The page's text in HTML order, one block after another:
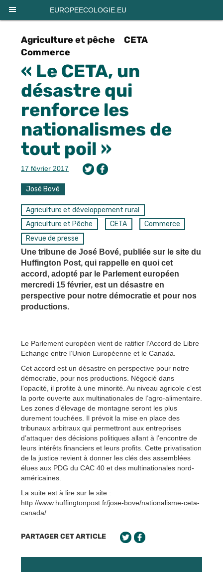
EUROPEECOLOGIE.EU
Agriculture et pêche
CETA
Commerce
« Le CETA, un
désastre qui
renforce les
nationalismes de
tout poil »
17 février 2017
José Bové
Agriculture et développement rural
Agriculture et Pêche
CETA
Commerce
Revue de presse
Une tribune de José Bové, publiée sur le site du
Huffington Post, qui rappelle en quoi cet
accord, adopté par le Parlement européen
mercredi 15 février, est un désastre en
perspective pour notre démocratie et pour nos
productions.
Le Parlement européen vient de ratifier l’Accord de Libre
Echange entre l’Union Européenne et le Canada.
Cet accord est un désastre en perspective pour notre
démocratie, pour nos productions. Négocié dans
l’opacité, il profite à une minorité. Au niveau agricole c’est
la porte ouverte aux multinationales de l’agro-alimentaire.
Les zones d’élevage de montagne seront les plus
durement touchées. Il prévoit la mise en place des
tribunaux arbitraux qui permettront aux entreprises
d’attaquer des décisions politiques allant à l’encontre de
leurs intérêts financiers et leurs profits. Cette privatisation
de la justice revient à donner les clés des assemblées
élues aux PDG du CAC 40 et des multinationales nord-
américaines.
La suite est à lire sur le site :
http://www.huffingtonpost.fr/jose-bove/nationalisme-ceta-
canada/
PARTAGER CET ARTICLE